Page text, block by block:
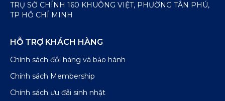
TRỤ SỞ CHÍNH 160 KHUÔNG VIỆT, PHƯỜNG TÂN PHÚ,
TP HỒ CHÍ MINH
HỖ TRỢ KHÁCH HÀNG
Chính sách đổi hàng và bảo hành
Chính sách Membership
Chính sách ưu đãi sinh nhật